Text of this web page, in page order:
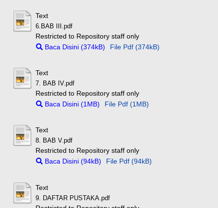
Text
6.BAB III.pdf
Restricted to Repository staff only
Baca Disini (374kB)
File Pdf (374kB)
Text
7. BAB IV.pdf
Restricted to Repository staff only
Baca Disini (1MB)
File Pdf (1MB)
Text
8. BAB V.pdf
Restricted to Repository staff only
Baca Disini (94kB)
File Pdf (94kB)
Text
9. DAFTAR PUSTAKA.pdf